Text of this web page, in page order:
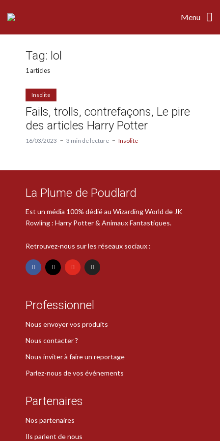
Menu
Tag: lol
1 articles
Insolite
Fails, trolls, contrefaçons, Le pire
des articles Harry Potter
16/03/2023 3 min de lecture Insolite
La Plume de Poudlard
Est un média 100% dédié au Wizarding World de JK
Rowling : Harry Potter & Animaux Fantastiques.
Retrouvez-nous sur les réseaux sociaux :
Professionnel
Nous envoyer vos produits
Nous contacter ?
Nous inviter à faire un reportage
Parlez-nous de vos événements
Partenaires
Nos partenaires
Ils parlent de nous